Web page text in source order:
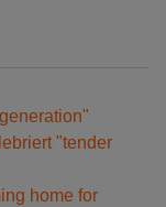
"tender
home for